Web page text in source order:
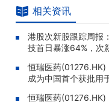
相关资讯
港股次新股跟踪周报
技首日暴涨64%，
恒瑞医药(01276.HK)
成为中国首个获批用
恒瑞医药(01276.HK)